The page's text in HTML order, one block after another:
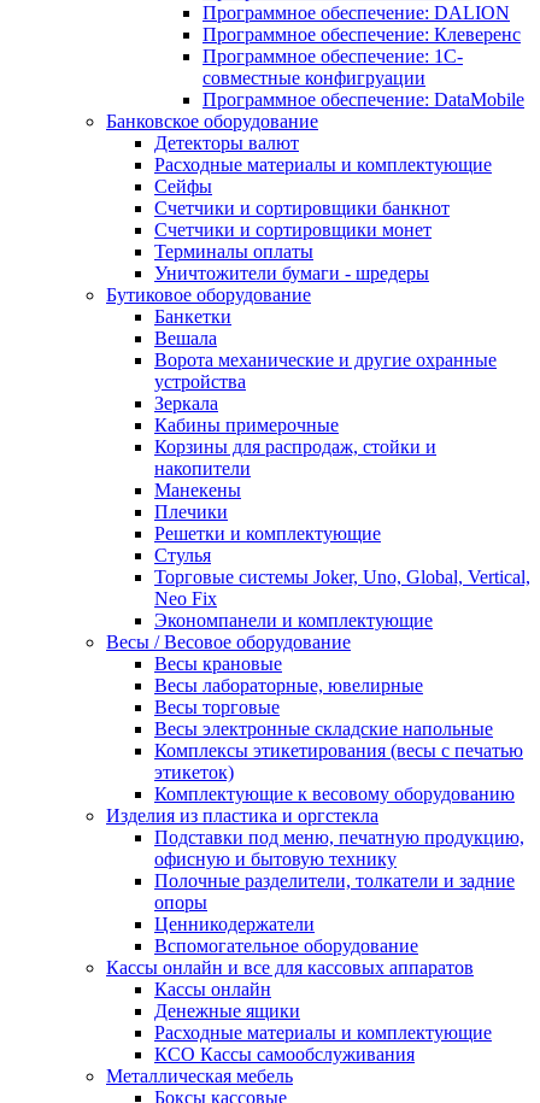
Программное обеспечение: DALION
Программное обеспечение: Клеверенс
Программное обеспечение: 1С-
совместные конфигруации
Программное обеспечение: DataMobile
Банковское оборудование
Детекторы валют
Расходные материалы и комплектующие
Сейфы
Счетчики и сортировщики банкнот
Счетчики и сортировщики монет
Терминалы оплаты
Уничтожители бумаги - шредеры
Бутиковое оборудование
Банкетки
Вешала
Ворота механические и другие охранные
устройства
Зеркала
Кабины примерочные
Корзины для распродаж, стойки и
накопители
Манекены
Плечики
Решетки и комплектующие
Стулья
Торговые системы Joker, Uno, Global, Vertical,
Neo Fix
Экономпанели и комплектующие
Весы / Весовое оборудование
Весы крановые
Весы лабораторные, ювелирные
Весы торговые
Весы электронные складские напольные
Комплексы этикетирования (весы с печатью
этикеток)
Комплектующие к весовому оборудованию
Изделия из пластика и оргстекла
Подставки под меню, печатную продукцию,
офисную и бытовую технику
Полочные разделители, толкатели и задние
опоры
Ценникодержатели
Вспомогательное оборудование
Кассы онлайн и все для кассовых аппаратов
Кассы онлайн
Денежные ящики
Расходные материалы и комплектующие
КСО Кассы самообслуживания
Металлическая мебель
Боксы кассовые